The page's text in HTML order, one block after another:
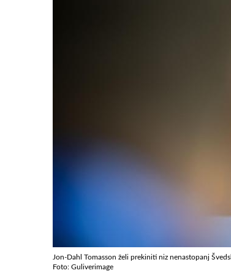
Jon-Dahl Tomasson želi prekiniti niz nenastopanj
Foto: Guliverimage